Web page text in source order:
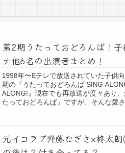
第2期うたっておどろんぱ！
ナ他6名の出演者まとめ！
1998年〜Eテレで放送されていた子供
期の『うたっておどろんぱ SING
ALONG!』現在でも再放送が度々あり
たっておどろんぱ」ですが、そんな愛
元イコラブ齊藤なぎさ×柊太